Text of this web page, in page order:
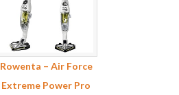
Rowenta – Air Force
Extreme Power Pro